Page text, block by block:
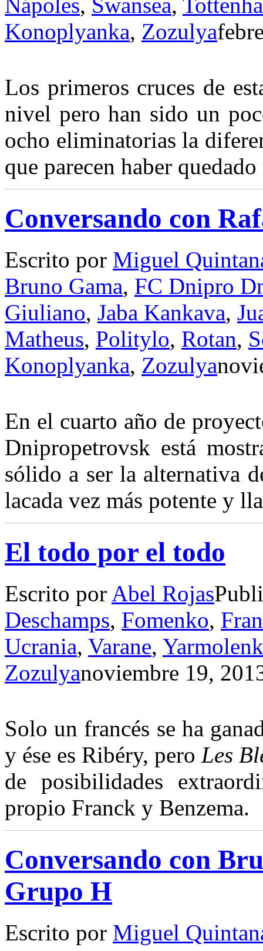
Nápoles, Swansea,
Konoplyanka, Zozulya
Los primeros cruces de
nivel pero han sido un
ocho eliminatorias la
que parecen haber
Conversando con
Escrito por Miguel
Bruno Gama, FC Dnipro
Giuliano, Jaba Kankava,
Matheus, Politylo, Rotan,
Konoplyanka, Zozulya
En el cuarto año de
Dnipropetrovsk está
sólido a ser la alternativa
lacada vez más potente y
El todo por el todo
Escrito por Abel Rojas
Deschamps, Fomenko,
Ucrania, Varane,
Zozulyanoviembre 19,
Solo un francés se ha
y ése es Ribéry, pero Les
de posibilidades
propio Franck y Benzema.
Conversando con
Grupo H
Escrito por Miguel